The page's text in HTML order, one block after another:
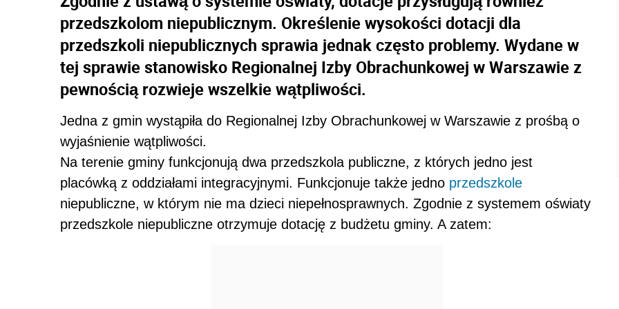
przedszkolom niepublicznym. Określenie wysokości dotacji dla
przedszkoli niepublicznych sprawia jednak często problemy. Wydane w
tej sprawie stanowisko Regionalnej Izby Obrachunkowej w Warszawie z
pewnością rozwieje wszelkie wątpliwości.
Jedna z gmin wystąpiła do Regionalnej Izby Obrachunkowej w Warszawie z prośbą o
wyjaśnienie wątpliwości.
Na terenie gminy funkcjonują dwa przedszkola publiczne, z których jedno jest
placówką z oddziałami integracyjnymi. Funkcjonuje także jedno przedszkole
niepubliczne, w którym nie ma dzieci niepełnosprawnych. Zgodnie z systemem oświaty
przedszkole niepubliczne otrzymuje dotację z budżetu gminy. A zatem: